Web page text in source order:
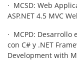
· MCSD: Web
ASP.NET 4.5 MVC
· MCPD:
con C# y .NET
Development with